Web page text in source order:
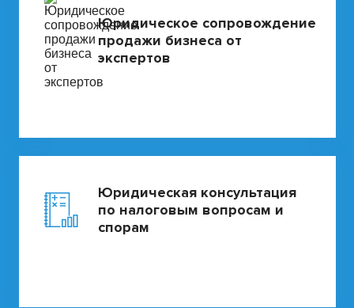
Юридическое сопровождение
продажи бизнеса от
экспертов
Юридическая консультация
по налоговым вопросам и
спорам